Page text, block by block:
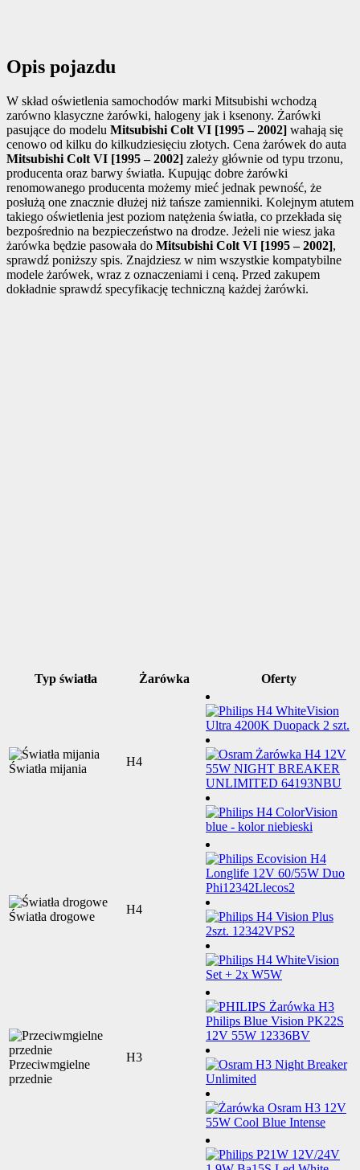
Opis pojazdu
W skład oświetlenia samochodów marki Mitsubishi wchodzą
zarówno klasyczne żarówki, halogeny jak i ksenony. Żarówki
pasujące do modelu Mitsubishi Colt VI [1995 – 2002] wahają się
cenowo od kilku do kilkudziesięciu złotych. Cena żarówek do auta
Mitsubishi Colt VI [1995 – 2002] zależy głównie od typu trzonu,
producenta oraz barwy światła. Kupując dobre żarówki
renomowanego producenta możemy mieć jednak pewność, że
posłużą one znacznie dłużej niż tańsze zamienniki. Kolejnym atutem
takiego oświetlenia jest poziom natężenia światła, co przekłada się
bezpośrednio na bezpieczeństwo na drodze. Jeżeli nie wiesz jaka
żarówka będzie pasowała do Mitsubishi Colt VI [1995 – 2002],
sprawdź poniższy spis. Znajdziesz w nim wszystkie kompatybilne
modele żarówek, wraz z oznaczeniami i ceną. Przed zakupem
dokładnie sprawdź specyfikację techniczną każdej żarówki.
Typ światła Żarówka Oferty
Światła mijania
H4
Światła drogowe
H4
Przeciwmgielne
przednie
H3